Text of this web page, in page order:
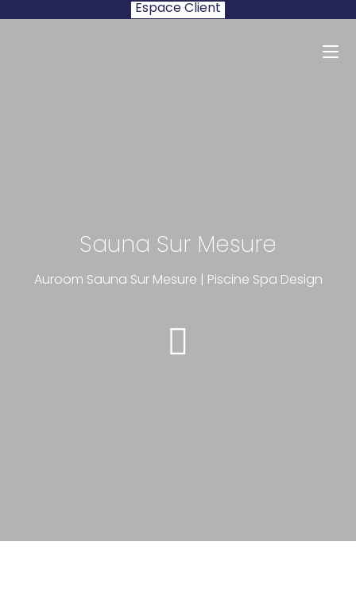
Espace Client
Sauna Sur Mesure
Auroom Sauna Sur Mesure | Piscine Spa Design